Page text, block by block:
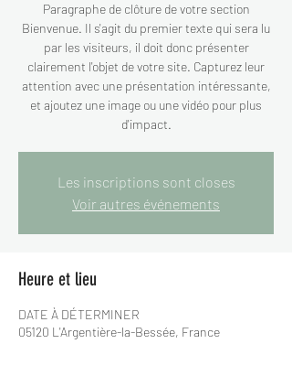
Paragraphe de clôture de votre section
Bienvenue. Il s'agit du premier texte qui sera lu
par les visiteurs, il doit donc présenter
clairement l'objet de votre site. Capturez leur
attention avec une présentation intéressante,
et ajoutez une image ou une vidéo pour plus
d'impact.
Les inscriptions sont closes
Voir autres événements
Heure et lieu
DATE À DÉTERMINER
05120 L'Argentière-la-Bessée, France